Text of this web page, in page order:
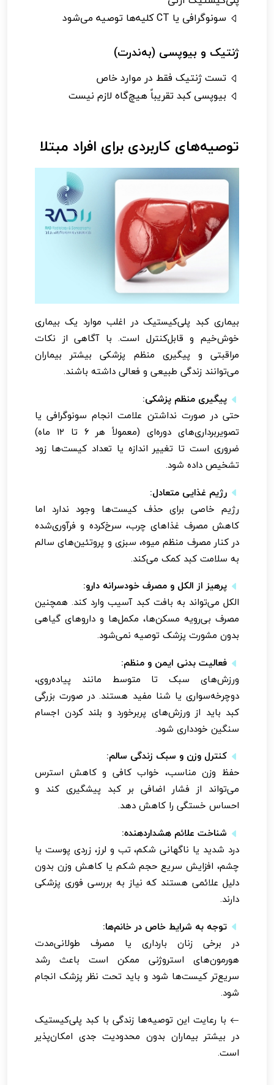
سونوگرافی یا CT کلیه‌ها توصیه می‌شود
ژنتیک و بیوپسی (به‌ندرت)
تست ژنتیک فقط در موارد خاص
بیوپسی کبد تقریباً هیچ‌گاه لازم نیست
توصیه‌های کاربردی برای افراد مبتلا
بیماری کبد پلی‌کیستیک در اغلب موارد یک بیماری
خوش‌خیم و قابل‌کنترل است. با آگاهی از نکات
مراقبتی و پیگیری منظم پزشکی بیشتر بیماران
می‌توانند زندگی طبیعی و فعالی داشته باشند.
پیگیری منظم پزشکی:
حتی در صورت نداشتن علامت انجام سونوگرافی یا
تصویربرداری‌های دوره‌ای (معمولاً هر ۶ تا ۱۲ ماه)
ضروری است تا تغییر اندازه یا تعداد کیست‌ها زود
تشخیص داده شود.
رژیم غذایی متعادل:
رژیم خاصی برای حذف کیست‌ها وجود ندارد اما
کاهش مصرف غذاهای چرب، سرخ‌کرده و فرآوری‌شده
در کنار مصرف منظم میوه، سبزی و پروتئین‌های سالم
به سلامت کبد کمک می‌کند.
پرهیز از الکل و مصرف خودسرانه دارو:
الکل می‌تواند به بافت کبد آسیب وارد کند. همچنین
مصرف بی‌رویه مسکن‌ها، مکمل‌ها و داروهای گیاهی
بدون مشورت پزشک توصیه نمی‌شود.
فعالیت بدنی ایمن و منظم:
ورزش‌های سبک تا متوسط مانند پیاده‌روی،
دوچرخه‌سواری یا شنا مفید هستند. در صورت بزرگی
کبد باید از ورزش‌های پربرخورد و بلند کردن اجسام
سنگین خودداری شود.
کنترل وزن و سبک زندگی سالم:
حفظ وزن مناسب، خواب کافی و کاهش استرس
می‌تواند از فشار اضافی بر کبد پیشگیری کند و
احساس خستگی را کاهش دهد.
شناخت علائم هشداردهنده:
درد شدید یا ناگهانی شکم، تب و لرز، زردی پوست یا
چشم، افزایش سریع حجم شکم یا کاهش وزن بدون
دلیل علائمی هستند که نیاز به بررسی فوری پزشکی
دارند.
توجه به شرایط خاص در خانم‌ها:
در برخی زنان بارداری یا مصرف طولانی‌مدت
هورمون‌های استروژنی ممکن است باعث رشد
سریع‌تر کیست‌ها شود و باید تحت نظر پزشک انجام
شود.
با رعایت این توصیه‌ها زندگی با کبد پلی‌کیستیک
در بیشتر بیماران بدون محدودیت جدی امکان‌پذیر
است.